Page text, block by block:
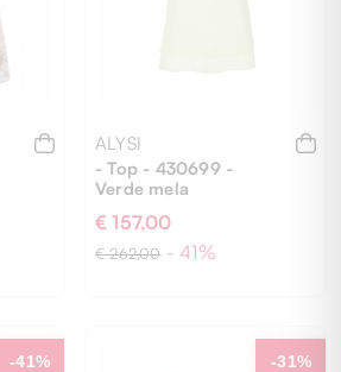
ALYSI
- Top - 430699 -
Verde mela
€ 157,00
€ 262,00 - 41%
-41% -31%